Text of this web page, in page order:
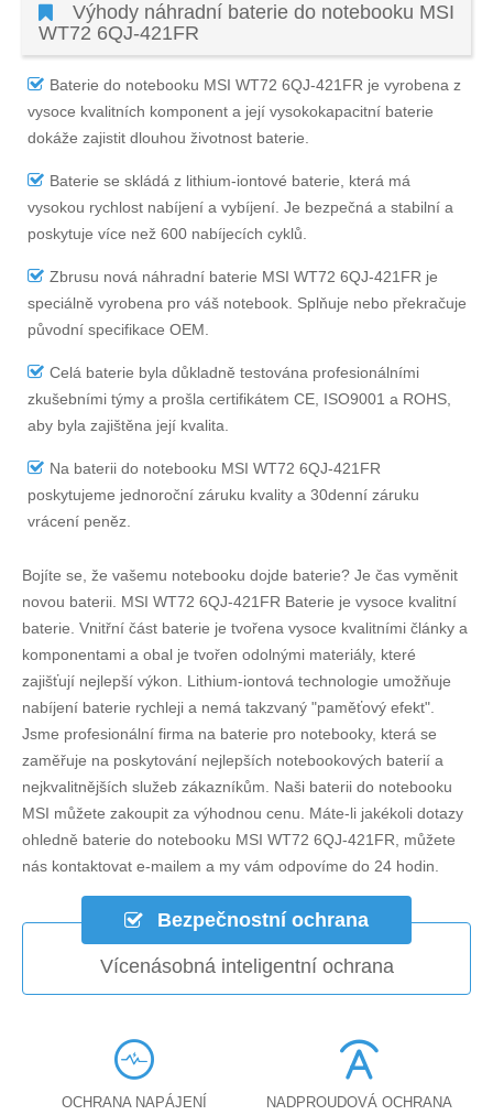
Výhody náhradní baterie do notebooku MSI
WT72 6QJ-421FR
Baterie do notebooku MSI WT72 6QJ-421FR je vyrobena z
vysoce kvalitních komponent a její vysokokapacitní baterie
dokáže zajistit dlouhou životnost baterie.
Baterie se skládá z lithium-iontové baterie, která má
vysokou rychlost nabíjení a vybíjení. Je bezpečná a stabilní a
poskytuje více než 600 nabíjecích cyklů.
Zbrusu nová náhradní baterie MSI WT72 6QJ-421FR je
speciálně vyrobena pro váš notebook. Splňuje nebo překračuje
původní specifikace OEM.
Celá baterie byla důkladně testována profesionálními
zkušebními týmy a prošla certifikátem CE, ISO9001 a ROHS,
aby byla zajištěna její kvalita.
Na baterii do notebooku MSI WT72 6QJ-421FR
poskytujeme jednoroční záruku kvality a 30denní záruku
vrácení peněz.
Bojíte se, že vašemu notebooku dojde baterie? Je čas vyměnit
novou baterii. MSI WT72 6QJ-421FR Baterie je vysoce kvalitní
baterie. Vnitřní část baterie je tvořena vysoce kvalitními články a
komponentami a obal je tvořen odolnými materiály, které
zajišťují nejlepší výkon. Lithium-iontová technologie umožňuje
nabíjení baterie rychleji a nemá takzvaný "paměťový efekt".
Jsme profesionální firma na baterie pro notebooky, která se
zaměřuje na poskytování nejlepších notebookových baterií a
nejkvalitnějších služeb zákazníkům. Naši baterii do notebooku
MSI můžete zakoupit za výhodnou cenu. Máte-li jakékoli dotazy
ohledně baterie do notebooku MSI WT72 6QJ-421FR, můžete
nás kontaktovat e-mailem a my vám odpovíme do 24 hodin.
Bezpečnostní ochrana
Vícenásobná inteligentní ochrana
OCHRANA NAPÁJENÍ NADPROUDOVÁ OCHRANA